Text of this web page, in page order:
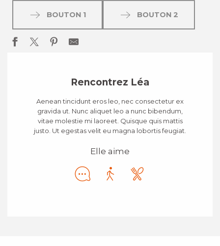
BOUTON 1 BOUTON 2
Rencontrez Léa
Aenean tincidunt eros leo, nec consectetur ex
gravida ut. Nunc aliquet leo a nunc bibendum,
vitae molestie mi laoreet. Quisque quis mattis
justo. Ut egestas velit eu magna lobortis feugiat.
Elle aime